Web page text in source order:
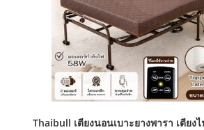
Thaibull เตียงนอนเบาะยางพารา เตียง